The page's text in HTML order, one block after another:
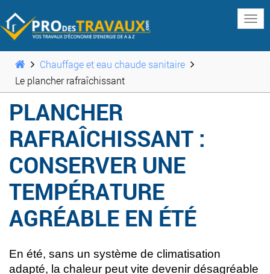
Chauffage et eau chaude sanitaire
Le plancher rafraîchissant
PLANCHER
RAFRAÎCHISSANT :
CONSERVER UNE
TEMPÉRATURE
AGRÉABLE EN ÉTÉ
En été, sans un système de climatisation
adapté, la chaleur peut vite devenir désagréable